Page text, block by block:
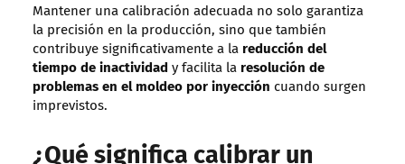
Mantener una calibración adecuada no solo garantiza
la precisión en la producción, sino que también
contribuye significativamente a la reducción del
tiempo de inactividad y facilita la resolución de
problemas en el moldeo por inyección cuando surgen
imprevistos.
¿Qué significa calibrar un